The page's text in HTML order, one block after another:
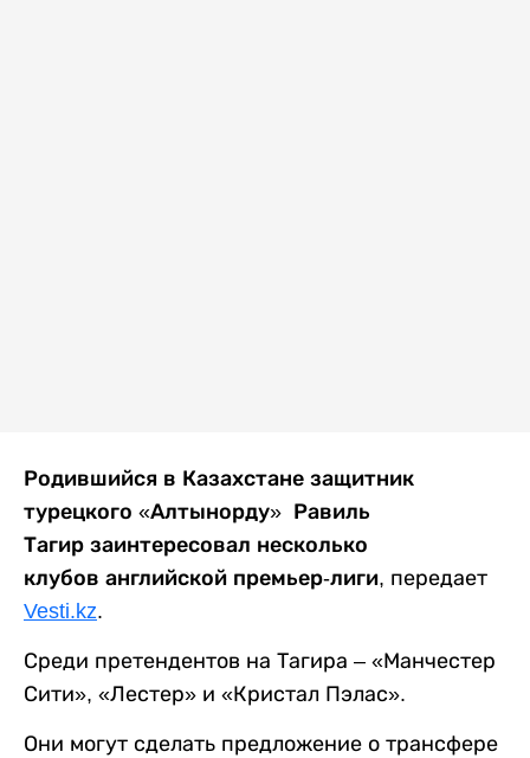
Родившийся в Казахстане защитник
турецкого «Алтынорду» Равиль
Тагир заинтересовал несколько
клубов английской премьер-лиги, передает
Vesti.kz.
Среди претендентов на Тагира – «Манчестер
Сити», «Лестер» и «Кристал Пэлас».
Они могут сделать предложение о трансфере